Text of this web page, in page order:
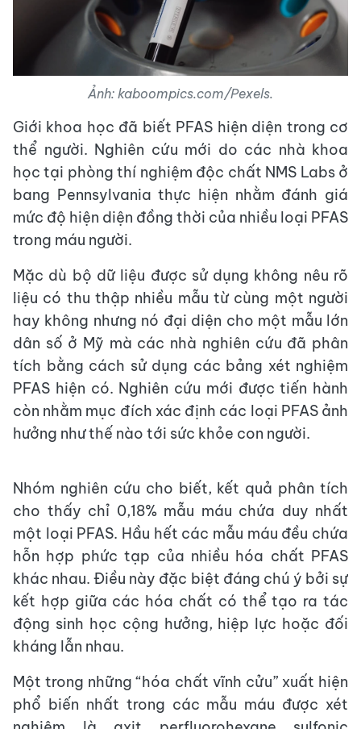
Ảnh: kaboompics.com/Pexels.
Giới khoa học đã biết PFAS hiện diện trong cơ
thể người. Nghiên cứu mới do các nhà khoa
học tại phòng thí nghiệm độc chất NMS Labs ở
bang Pennsylvania thực hiện nhằm đánh giá
mức độ hiện diện đồng thời của nhiều loại PFAS
trong máu người.
Mặc dù bộ dữ liệu được sử dụng không nêu rõ
liệu có thu thập nhiều mẫu từ cùng một người
hay không nhưng nó đại diện cho một mẫu lớn
dân số ở Mỹ mà các nhà nghiên cứu đã phân
tích bằng cách sử dụng các bảng xét nghiệm
PFAS hiện có. Nghiên cứu mới được tiến hành
còn nhằm mục đích xác định các loại PFAS ảnh
hưởng như thế nào tới sức khỏe con người.
Nhóm nghiên cứu cho biết, kết quả phân tích
cho thấy chỉ 0,18% mẫu máu chứa duy nhất
một loại PFAS. Hầu hết các mẫu máu đều chứa
hỗn hợp phức tạp của nhiều hóa chất PFAS
khác nhau. Điều này đặc biệt đáng chú ý bởi sự
kết hợp giữa các hóa chất có thể tạo ra tác
động sinh học cộng hưởng, hiệp lực hoặc đối
kháng lẫn nhau.
Một trong những “hóa chất vĩnh cửu” xuất hiện
phổ biến nhất trong các mẫu máu được xét